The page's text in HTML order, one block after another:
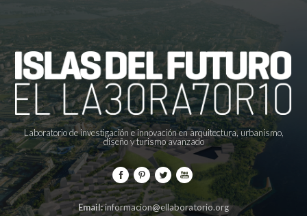
Laboratorio de investigación e innovación en arquitectura, urbanismo,
diseño y turismo avanzado
Email:informacion@ellaboratorio.org